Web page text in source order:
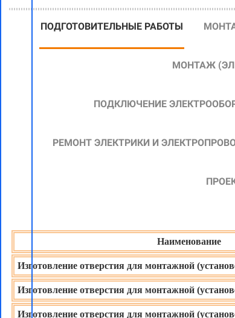
ПОДГОТОВИТЕЛЬНЫЕ РАБОТЫ
МОНТАЖ
ПОДКЛЮЧЕНИЕ
РЕМОНТ ЭЛЕКТРИКИ И
Наименование
Изготовление отверстия для монтажной
Изготовление отверстия для монтажной
Изготовление отверстия для монтажной